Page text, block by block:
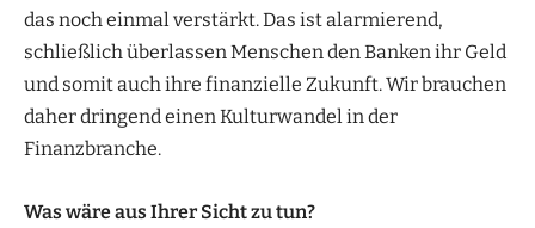
das noch einmal verstärkt. Das ist alarmierend,
schließlich überlassen Menschen den Banken ihr Geld
und somit auch ihre finanzielle Zukunft. Wir brauchen
daher dringend einen Kulturwandel in der
Finanzbranche.
Was wäre aus Ihrer Sicht zu tun?